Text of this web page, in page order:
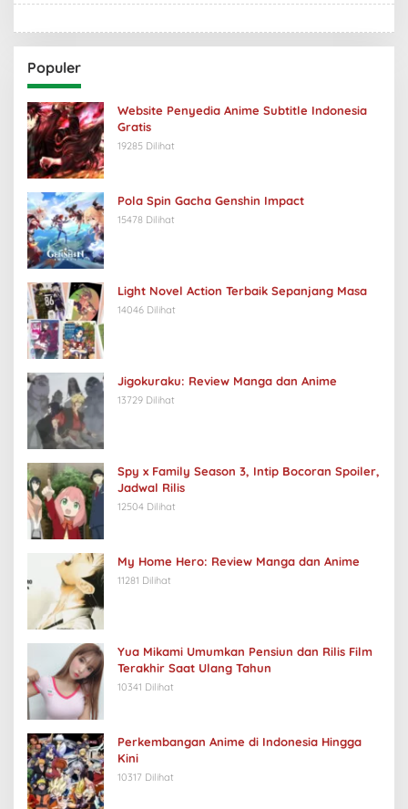
Populer
Website Penyedia Anime Subtitle Indonesia
Gratis
19285 Dilihat
Pola Spin Gacha Genshin Impact
15478 Dilihat
Light Novel Action Terbaik Sepanjang Masa
14046 Dilihat
Jigokuraku: Review Manga dan Anime
13729 Dilihat
Spy x Family Season 3, Intip Bocoran Spoiler,
Jadwal Rilis
12504 Dilihat
My Home Hero: Review Manga dan Anime
11281 Dilihat
Yua Mikami Umumkan Pensiun dan Rilis Film
Terakhir Saat Ulang Tahun
10341 Dilihat
Perkembangan Anime di Indonesia Hingga
Kini
10317 Dilihat